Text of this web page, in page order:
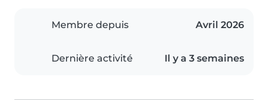
Membre depuis Avril 2026
Dernière activité Il y a 3 semaines